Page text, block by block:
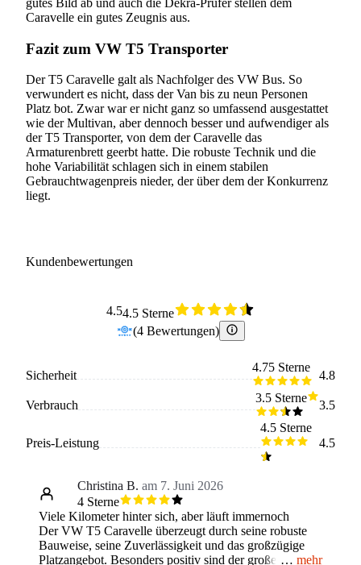
gutes Bild ab und auch die Dekra-Prüfer stellen dem
Caravelle ein gutes Zeugnis aus.
Fazit zum VW T5 Transporter
Der T5 Caravelle galt als Nachfolger des VW Bus. So
verwundert es nicht, dass der Van bis zu neun Personen
Platz bot. Zwar war er nicht ganz so umfassend ausgestattet
wie der Multivan, aber dennoch besser und aufwendiger als
der T5 Transporter, von dem der Caravelle das
Armaturenbrett geerbt hatte. Die robuste Technik und die
hohe Variabilität schlagen sich in einem stabilen
Gebrauchtwagenpreis nieder, der über dem der Konkurrenz
liegt.
Kundenbewertungen
4.54.5 Sterne
(4 Bewertungen)
Sicherheit
4.75 Sterne
4.8
Verbrauch
3.5 Sterne
3.5
Preis-Leistung
4.5 Sterne
4.5
Christina B. am 7. Juni 2026
4 Sterne
Viele Kilometer hinter sich, aber läuft immernoch
Der VW T5 Caravelle überzeugt durch seine robuste
Bauweise, seine Zuverlässigkeit und das großzügige
Platzangebot. Besonders positiv sind der große
mehr